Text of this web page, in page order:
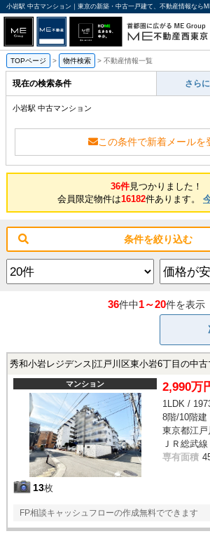
小岩駅 中古マンション｜東京の新築・中古一戸建て、不動産情報なら
TOPページ > 物件検索 > 不動産情報一覧
現在の検索条件 さら
小岩駅 中古マンション
この条件で新着メールを
36件見つかりました！
会員限定物件は16182件あります。
条件を絞り込む
36件中1～20件を表示
秀和小岩レジデンス|江戸川区東小岩6丁目の中古
マンション
13枚
2,990万
1LDK /
8階/10階建
東京都江戸
ＪＲ総武
専有面積
FP相談キャッシュフローの作成無料でできます